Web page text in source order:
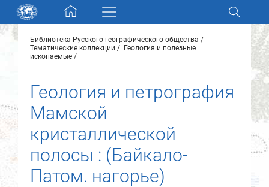
Skip navigation
Разделы и коллекции
Новости
О нас
Найти
Библиотека Русского географического общества
Тематические коллекции
Геология и полезные
ископаемые
Геология и петрография
Мамской
кристаллической
полосы : (Байкало-
Патом. нагорье)